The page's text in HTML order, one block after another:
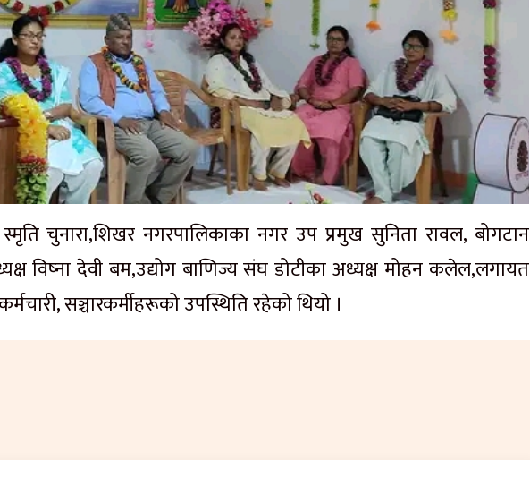
चुनारा,शिखर नगरपालिकाका नगर उप प्रमुख सुनिता रावल, बोगटान
विष्ना देवी बम,उद्योग बाणिज्य संघ डोटीका अध्यक्ष मोहन कलेल,लगायत
सञ्चारकर्मीहरूको उपस्थिति रहेको थियो ।